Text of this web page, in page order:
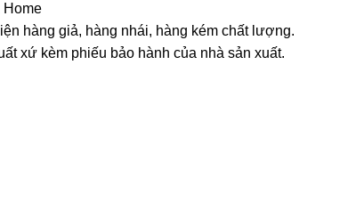
Home
hàng giả, hàng nhái, hàng kém chất lượng.
xứ kèm phiếu bảo hành của nhà sản xuất.